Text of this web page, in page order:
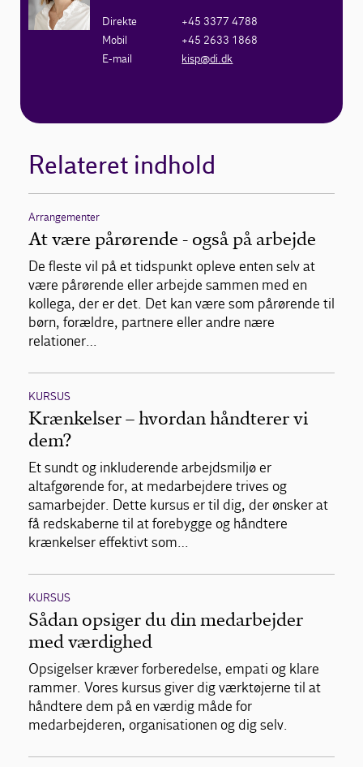
Direkte
+45 3377 4788
Mobil
+45 2633 1868
E-mail
kisp@di.dk
Relateret indhold
Arrangementer
At være pårørende - også på arbejde
De fleste vil på et tidspunkt opleve enten selv at
være pårørende eller arbejde sammen med en
kollega, der er det. Det kan være som pårørende til
børn, forældre, partnere eller andre nære
relationer…
KURSUS
Krænkelser – hvordan håndterer vi
dem?
Et sundt og inkluderende arbejdsmiljø er
altafgørende for, at medarbejdere trives og
samarbejder. Dette kursus er til dig, der ønsker at
få redskaberne til at forebygge og håndtere
krænkelser effektivt som…
KURSUS
Sådan opsiger du din medarbejder
med værdighed
Opsigelser kræver forberedelse, empati og klare
rammer. Vores kursus giver dig værktøjerne til at
håndtere dem på en værdig måde for
medarbejderen, organisationen og dig selv.